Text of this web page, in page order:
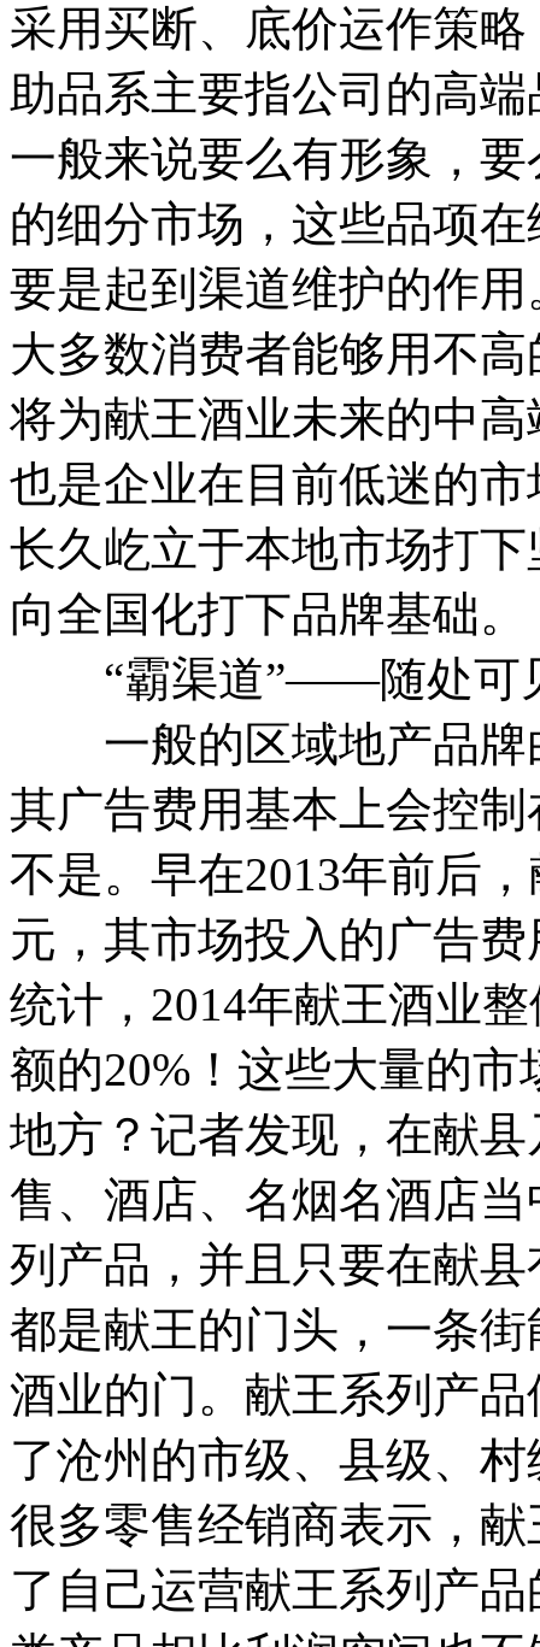
采用买断、底价运作策
助品系主要指公司的高
一般来说要么有形象，
的细分市场，这些品项
要是起到渠道维护的作
大多数消费者能够用不
将为献王酒业未来的中
也是企业在目前低迷的
长久屹立于本地市场打
向全国化打下品牌基础。
“霸渠道”——随处可
一般的区域地产品牌
其广告费用基本上会控
不是。早在2013年前后
元，其市场投入的广告
统计，2014年献王酒业
额的20%！这些大量的
地方？记者发现，在献
售、酒店、名烟名酒店
列产品，并且只要在献
都是献王的门头，一条
酒业的门。献王系列产
了沧州的市级、县级、
很多零售经销商表示，
了自己运营献王系列产